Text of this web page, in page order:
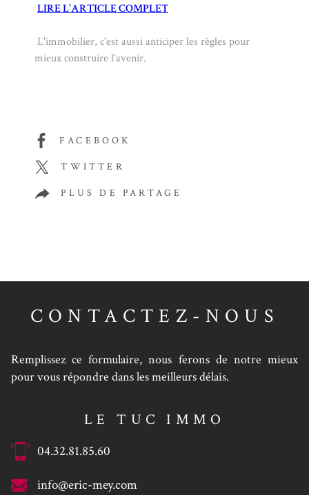
LIRE L’ARTICLE COMPLET
L'immobilier, c'est aussi anticiper les règles pour
mieux construire l'avenir.
FACEBOOK
TWITTER
PLUS DE PARTAGE
CONTACTEZ-NOUS
Remplissez ce formulaire, nous ferons de notre mieux
pour vous répondre dans les meilleurs délais.
LE TUC IMMO
04.32.81.85.60
info@eric-mey.com